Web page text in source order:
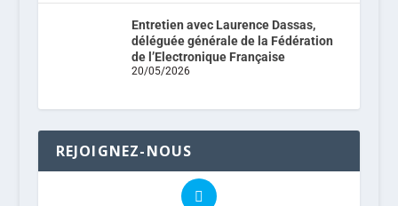
Entretien avec Laurence Dassas,
déléguée générale de la Fédération
de l’Electronique Française
20/05/2026
REJOIGNEZ-NOUS